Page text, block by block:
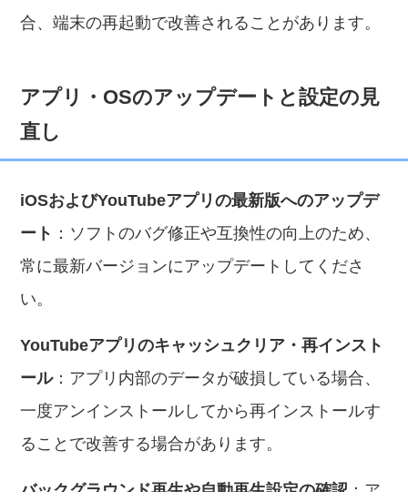
合、端末の再起動で改善されることがあります。
アプリ・OSのアップデートと設定の見
直し
iOSおよびYouTubeアプリの最新版へのアップデ
ート ：ソフトのバグ修正や互換性の向上のため、
常に最新バージョンにアップデートしてくださ
い。
YouTubeアプリのキャッシュクリア・再インスト
ール：アプリ内部のデータが破損している場合、
一度アンインストールしてから再インストールす
ることで改善する場合があります。